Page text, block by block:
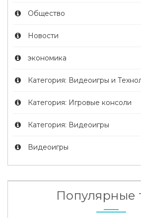
Общество
Новости
экономика
Категория: Видеоигры и
Категория: Игровые консоли
Категория: Видеоигры
Видеоигры
Популярные